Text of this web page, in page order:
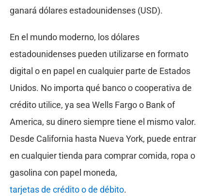
ganará dólares estadounidenses (USD).
En el mundo moderno, los dólares
estadounidenses pueden utilizarse en formato
digital o en papel en cualquier parte de Estados
Unidos. No importa qué banco o cooperativa de
crédito utilice, ya sea Wells Fargo o Bank of
America, su dinero siempre tiene el mismo valor.
Desde California hasta Nueva York, puede entrar
en cualquier tienda para comprar comida, ropa o
gasolina con papel moneda,
tarjetas de crédito o de débito.